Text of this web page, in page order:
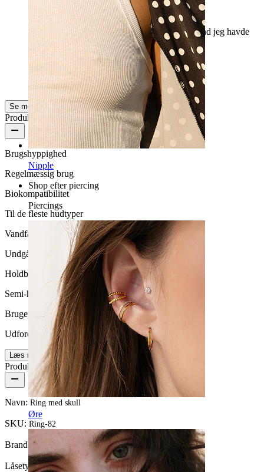
Nipple
Shop efter piercing
Piercings
Øre
God kvalitet!
Meget god kvalitet, passer godt! Lidt tungere end jeg havde
troet, men alt i alt et fint køb!
Caroline W Bekræftet køb
AI-oversat Vis original
Se mere
Produktkvalitet
Brugshyppighed
Regelmæssig brug
Biokompatibilitet
Til de fleste hudtyper
Vandfasthed
Undgå vand
Holdbarhed
Semi-holdbar
Brugervenlighed
Udfordrende
Læs mere
Produktdetaljer
Navn: Ring med skull
SKU: Ring-82
Brand: Bodymod Moments
Låsetype:Captive bead-ring